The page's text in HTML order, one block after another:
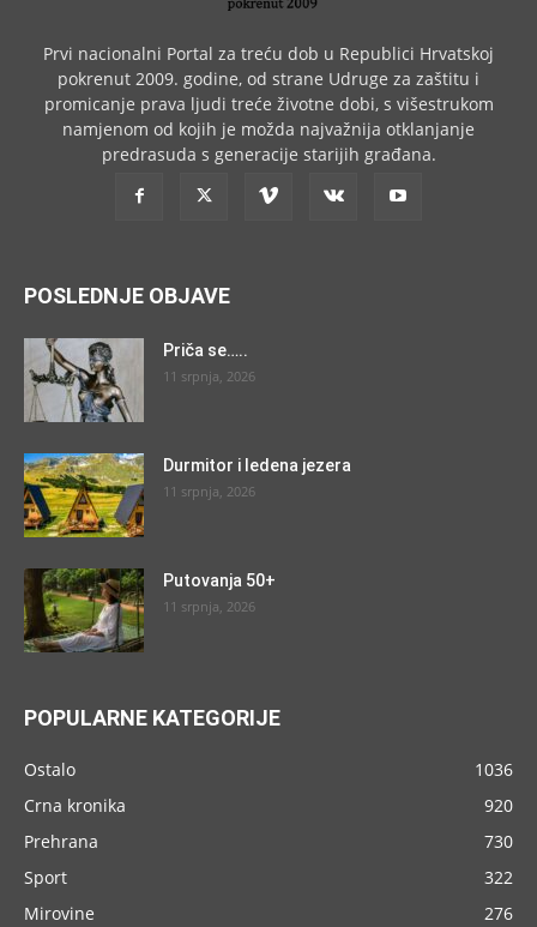
Prvi nacionalni Portal za treću dob u Republici Hrvatskoj
pokrenut 2009. godine, od strane Udruge za zaštitu i
promicanje prava ljudi treće životne dobi, s višestrukom
namjenom od kojih je možda najvažnija otklanjanje
predrasuda s generacije starijih građana.
POSLEDNJE OBJAVE
Priča se…..
11 srpnja, 2026
Durmitor i ledena jezera
11 srpnja, 2026
Putovanja 50+
11 srpnja, 2026
POPULARNE KATEGORIJE
Ostalo
1036
Crna kronika
920
Prehrana
730
Sport
322
Mirovine
276